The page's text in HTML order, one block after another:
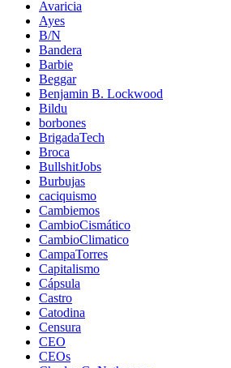
Avaricia
Ayes
B/N
Bandera
Barbie
Beggar
Benjamin B. Lockwood
Bildu
borbones
BrigadaTech
Broca
BullshitJobs
Burbujas
caciquismo
Cambiemos
CambioCismático
CambioClimatico
CampaTorres
Capitalismo
Cápsula
Castro
Catodina
Censura
CEO
CEOs